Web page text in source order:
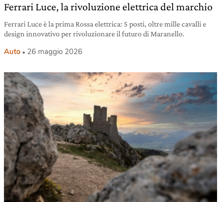
Ferrari Luce, la rivoluzione elettrica del marchio
Ferrari Luce è la prima Rossa elettrica: 5 posti, oltre mille cavalli e
design innovativo per rivoluzionare il futuro di Maranello.
Auto 26 maggio 2026